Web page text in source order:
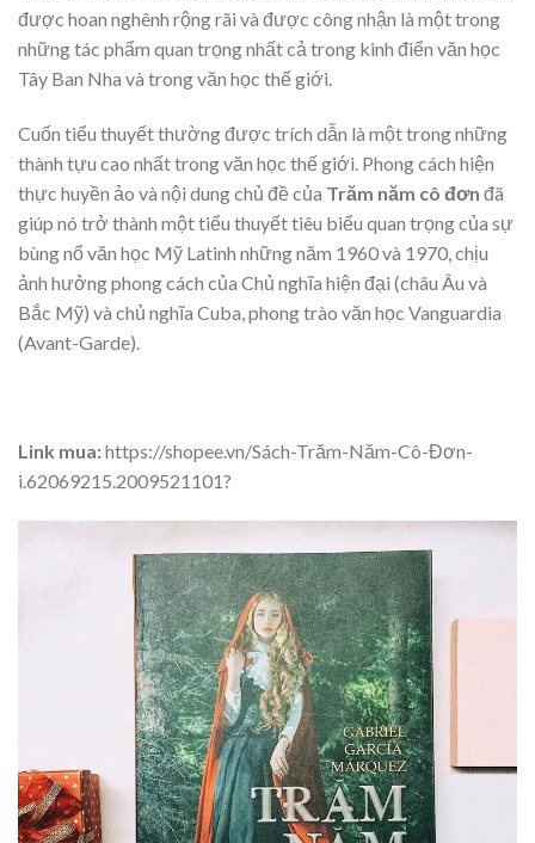
được hoan nghênh rộng rãi và được công nhận là một trong
những tác phẩm quan trọng nhất cả trong kinh điển văn học
Tây Ban Nha và trong văn học thế giới.
Cuốn tiểu thuyết thường được trích dẫn là một trong những
thành tựu cao nhất trong văn học thế giới. Phong cách hiện
thực huyền ảo và nội dung chủ đề của Trăm năm cô đơn đã
giúp nó trở thành một tiểu thuyết tiêu biểu quan trọng của sự
bùng nổ văn học Mỹ Latinh những năm 1960 và 1970, chịu
ảnh hưởng phong cách của Chủ nghĩa hiện đại (châu Âu và
Bắc Mỹ) và chủ nghĩa Cuba, phong trào văn học Vanguardia
(Avant-Garde).
Link mua:https://shopee.vn/Sách-Trăm-Năm-Cô-Đơn-
i.62069215.2009521101?